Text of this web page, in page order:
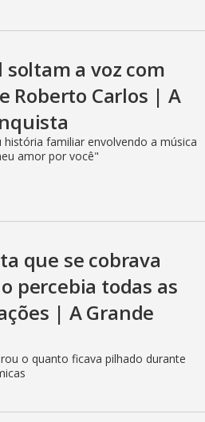
soltam a voz com
Roberto Carlos | A
familiar envolvendo a música
amor por você"
que se cobrava
percebia todas as
| A Grande
o quanto ficava pilhado durante